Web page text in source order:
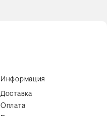
Информация
Доставка
Оплата